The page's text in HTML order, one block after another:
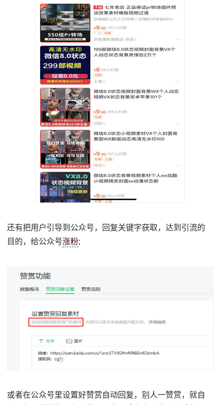
还有把用户引导到公众号，回复关键字获取，达到引流的
目的，给公众号涨粉;
或者在公众号里设置好赞赏自动回复，别人一赞赏，就自